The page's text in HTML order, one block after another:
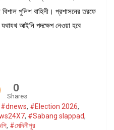
পুলিশ বাহিনী। প্রশাসনের তরফে
যথাযথ আইনি পদক্ষেপ নেওয়া হবে
0
Shares
#dnews, #Election 2026,
, #Sabang slappad,
, #মেদিনীপুর